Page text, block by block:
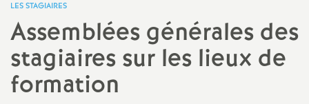
a
t
LES STAGIAIRES
Assemblées générales des
stagiaires sur les lieux de
formation